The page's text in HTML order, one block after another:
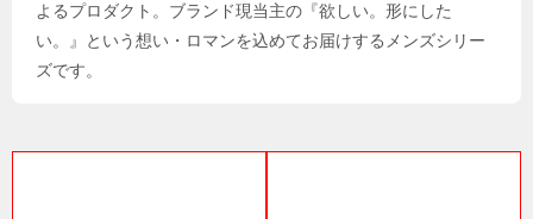
よるプロダクト。ブランド現当主の『欲しい。形にした
い。』という想い・ロマンを込めてお届けするメンズシリー
ズです。